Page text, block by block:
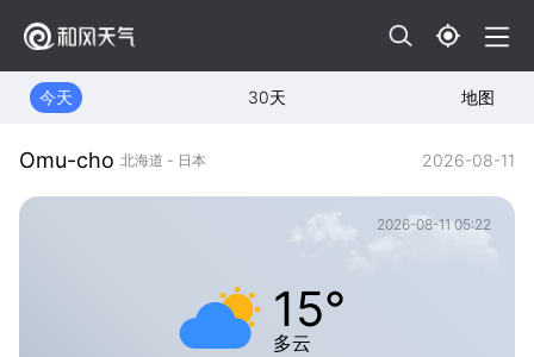
今天 30天 地图
Omu-cho 北海道 - 日本 2026-08-11
2026-08-11 05:22
15°
多云